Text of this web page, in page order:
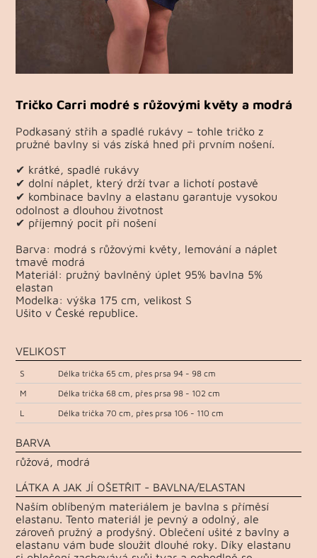
Tričko Carri modré s růžovými květy a modrá
Podkasaný střih a spadlé rukávy – tohle tričko z
pružné bavlny si vás získá hned při prvním nošení.
✔ krátké, spadlé rukávy
✔ dolní náplet, který drží tvar a lichotí postavě
✔ kombinace bavlny a elastanu garantuje vysokou
odolnost a dlouhou životnost
✔ příjemný pocit při nošení
Barva: modrá s růžovými květy, lemování a náplet
tmavě modrá
Materiál: pružný bavlněný úplet 95% bavlna 5%
elastan
Modelka: výška 175 cm, velikost S
Ušito v České republice.
VELIKOST
S
Délka trička 65 cm, přes prsa 94 - 98 cm
M
Délka trička 68 cm, přes prsa 98 - 102 cm
L
Délka trička 70 cm, přes prsa 106 - 110 cm
BARVA
růžová, modrá
LÁTKA A JAK JÍ OŠETŘIT - BAVLNA/ELASTAN
Naším oblíbeným materiálem je bavlna s příměsí
elastanu. Tento materiál je pevný a odolný, ale
zároveň pružný a prodyšný. Oblečení ušité z bavlny a
elastanu vám bude sloužit dlouhé roky. Díky elastanu